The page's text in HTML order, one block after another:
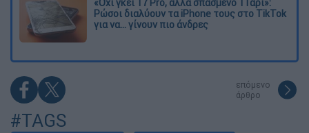
«Όχι γκέι 17 Pro, αλλά σπασμένο 11άρι»:
Ρώσοι διαλύουν τα iPhone τους στο TikTok
για να... γίνουν πιο άνδρες
επόμενο
άρθρο
#TAGS